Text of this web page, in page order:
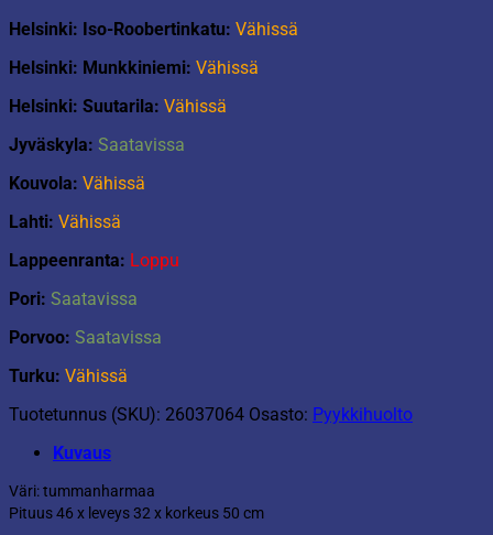
Helsinki: Iso-Roobertinkatu: Vähissä
Helsinki: Munkkiniemi: Vähissä
Helsinki: Suutarila: Vähissä
Jyväskyla: Saatavissa
Kouvola: Vähissä
Lahti: Vähissä
Lappeenranta: Loppu
Pori: Saatavissa
Porvoo: Saatavissa
Turku: Vähissä
Tuotetunnus (SKU): 26037064 Osasto: Pyykkihuolto
Kuvaus
Väri: tummanharmaa
Pituus 46 x leveys 32 x korkeus 50 cm